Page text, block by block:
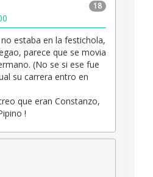
18
estaba en la festichola,
parece que se movia
(No se si ese fue
su carrera entro en
que eran Constanzo,
!